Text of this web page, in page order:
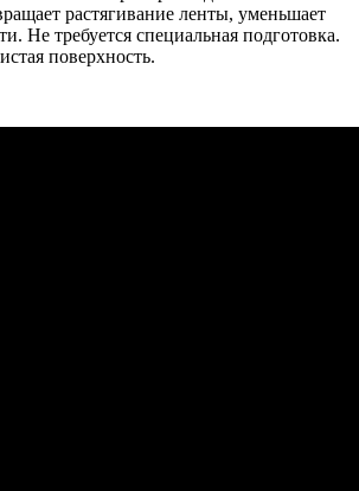
растягивание ленты, уменьшает
Не требуется специальная подготовка.
поверхность.